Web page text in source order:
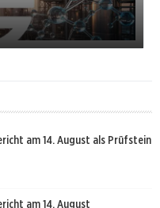
am 14. August als Prüfstein
am 14. August